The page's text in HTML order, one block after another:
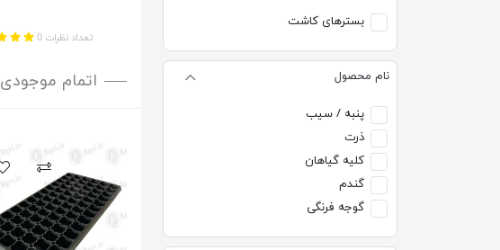
بسترهای کاشت
نام محصول
پنبه / سیب
ذرت
کلیه گیاهان
گندم
گوجه فرنگی
تعداد نظرات 0
اتمام موجودی